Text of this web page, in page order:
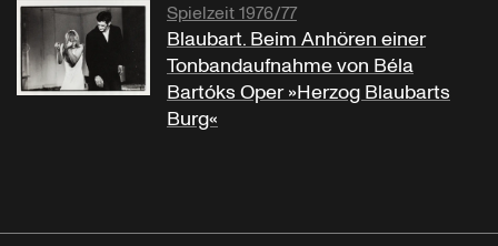
Spielzeit 1976/77
Blaubart. Beim Anhören einer
Tonbandaufnahme von Béla
Bartóks Oper »Herzog Blaubarts
Burg«